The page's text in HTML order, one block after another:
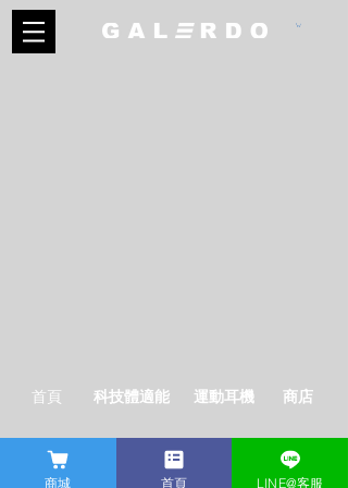
首頁 科技體適能 ​運動耳機 ​商店
​隱私權政策
商城 首頁 LINE@客服